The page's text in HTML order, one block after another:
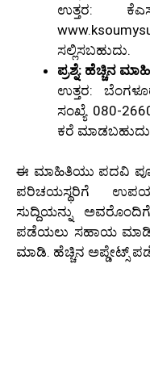
ಉತ್ತರ:
ಸಲ್ಲಿಸಬಹುದು.
ಪ್ರಶ್ನೆ: ಹೆಚ್ಚಿನ
ಉತ್ತರ:
ಸಂಖ್ಯೆ 080-
ಕರೆ
ಈ ಮಾಹಿತಿಯು ಪದವಿ
ಪರಿಚಯಸ್ಥರಿಗೆ
ಸುದ್ದಿಯನ್ನು
ಪಡೆಯಲು ಸಹಾಯ
ಮಾಡಿ. ಹೆಚ್ಚಿನ ಅಪ್ಡೇಟ್ಸ್